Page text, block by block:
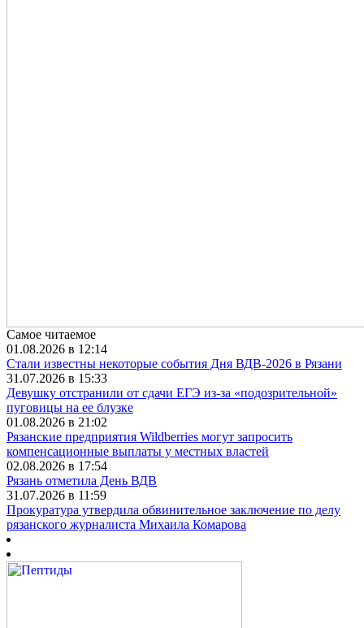
Самое читаемое
01.08.2026 в 12:14
Стали известны некоторые события Дня ВДВ-2026 в Рязани
31.07.2026 в 15:33
Девушку отстранили от сдачи ЕГЭ из-за «подозрительной»
пуговицы на ее блузке
01.08.2026 в 21:02
Рязанские предприятия Wildberries могут запросить
компенсационные выплаты у местных властей
02.08.2026 в 17:54
Рязань отметила День ВДВ
31.07.2026 в 11:59
Прокуратура утвердила обвинительное заключение по делу
рязанского журналиста Михаила Комарова